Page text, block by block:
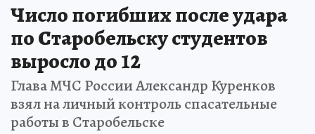
Число погибших после удара
по Старобельску студентов
выросло до 12
Глава МЧС России Александр Куренков
взял на личный контроль спасательные
работы в Старобельске